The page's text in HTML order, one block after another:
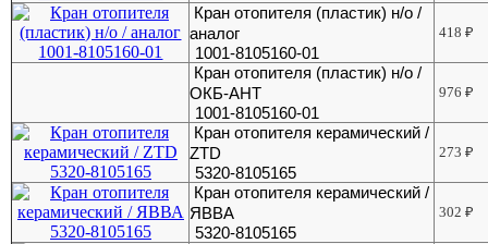
Кран отопителя (пластик) н/о /
аналог
1001-8105160-01
418₽
Кран отопителя (пластик) н/о /
ОКБ-АНТ
1001-8105160-01
976₽
Кран отопителя керамический /
ZTD
5320-8105165
273₽
Кран отопителя керамический /
ЯВВА
5320-8105165
302₽